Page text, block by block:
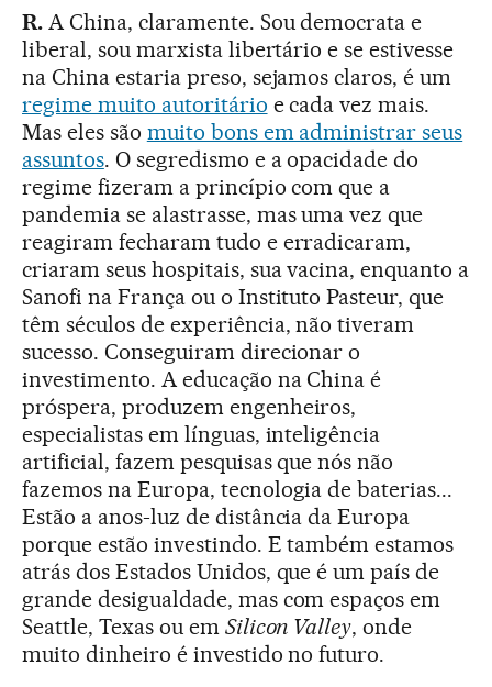
R.A China, claramente. Sou democrata e
liberal, sou marxista libertário e se estivesse
na China estaria preso, sejamos claros, é um
regime muito autoritário e cada vez mais.
Mas eles são muito bons em administrar seus
assuntos. O segredismo e a opacidade do
regime fizeram a princípio com que a
pandemia se alastrasse, mas uma vez que
reagiram fecharam tudo e erradicaram,
criaram seus hospitais, sua vacina, enquanto a
Sanofi na França ou o Instituto Pasteur, que
têm séculos de experiência, não tiveram
sucesso. Conseguiram direcionar o
investimento. A educação na China é
próspera, produzem engenheiros,
especialistas em línguas, inteligência
artificial, fazem pesquisas que nós não
fazemos na Europa, tecnologia de baterias...
Estão a anos-luz de distância da Europa
porque estão investindo. E também estamos
atrás dos Estados Unidos, que é um país de
grande desigualdade, mas com espaços em
Seattle, Texas ou em Silicon Valley, onde
muito dinheiro é investido no futuro.